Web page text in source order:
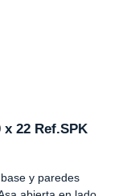
22 Ref.SPK
y paredes